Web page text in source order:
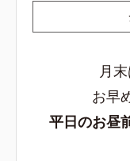
月
お早
平日のお昼